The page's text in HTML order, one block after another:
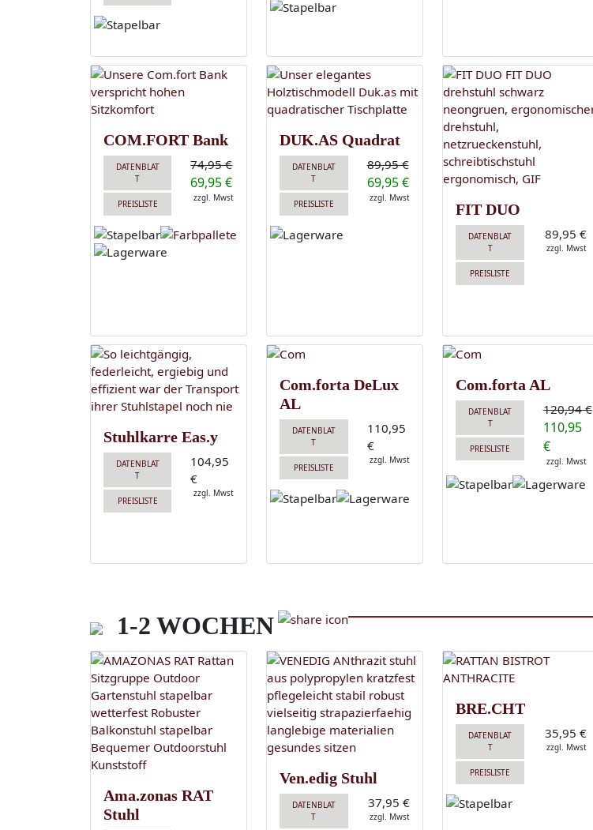
COM.FORT Bank
DATENBLAT
T
PREISLISTE
74,95 €
69,95 €
zzgl. Mwst
DUK.AS Quadrat
DATENBLAT
T
PREISLISTE
89,95 €
69,95 €
zzgl. Mwst
FIT DUO
DATENBLAT
T
PREISLISTE
89,95 €
zzgl. Mwst
Stuhlkarre Eas.y
DATENBLAT
T
PREISLISTE
104,95
€
zzgl. Mwst
Com.forta DeLux
AL
DATENBLAT
T
PREISLISTE
110,95
€
zzgl. Mwst
Com.forta AL
DATENBLAT
T
PREISLISTE
120,94 €
110,95
€
zzgl. Mwst
1-2 WOCHEN
Ama.zonas RAT
Stuhl
Ven.edig Stuhl
DATENBLAT
T
37,95 €
zzgl. Mwst
BRE.CHT
DATENBLAT
T
PREISLISTE
35,95 €
zzgl. Mwst